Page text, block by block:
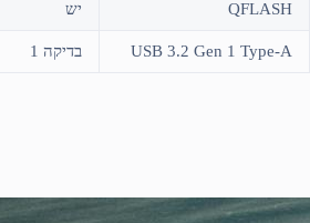
QFLASH יש
USB 3.2 Gen 1 Type-A בדיקה 1